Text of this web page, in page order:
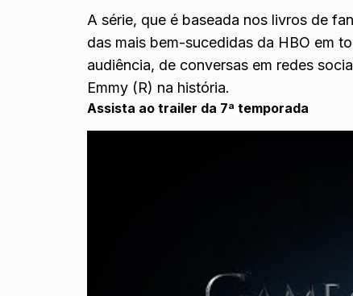
A série, que é baseada nos livros de
das mais bem-sucedidas da HBO em
audiência, de conversas em redes
Emmy (R) na história.
Assista ao trailer da 7ª temporada